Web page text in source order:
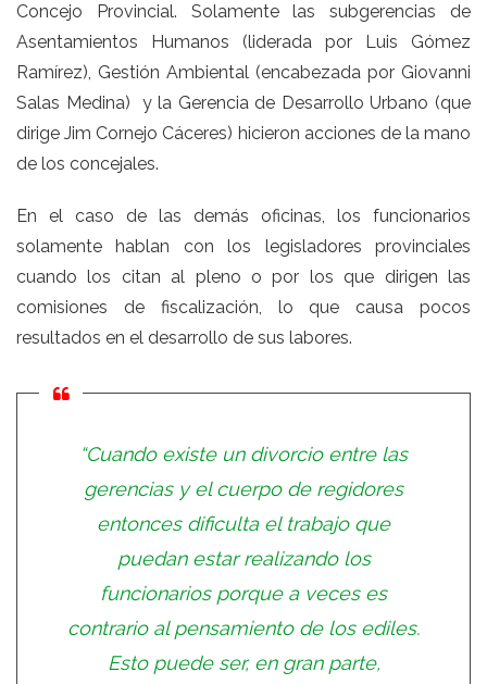
Concejo Provincial. Solamente las subgerencias de
Asentamientos Humanos (liderada por Luis Gómez
Ramírez), Gestión Ambiental (encabezada por Giovanni
Salas Medina) y la Gerencia de Desarrollo Urbano (que
dirige Jim Cornejo Cáceres) hicieron acciones de la mano
de los concejales.
En el caso de las demás oficinas, los funcionarios
solamente hablan con los legisladores provinciales
cuando los citan al pleno o por los que dirigen las
comisiones de fiscalización, lo que causa pocos
resultados en el desarrollo de sus labores.
“Cuando existe un divorcio entre las
gerencias y el cuerpo de regidores
entonces dificulta el trabajo que
puedan estar realizando los
funcionarios porque a veces es
contrario al pensamiento de los ediles.
Esto puede ser, en gran parte,